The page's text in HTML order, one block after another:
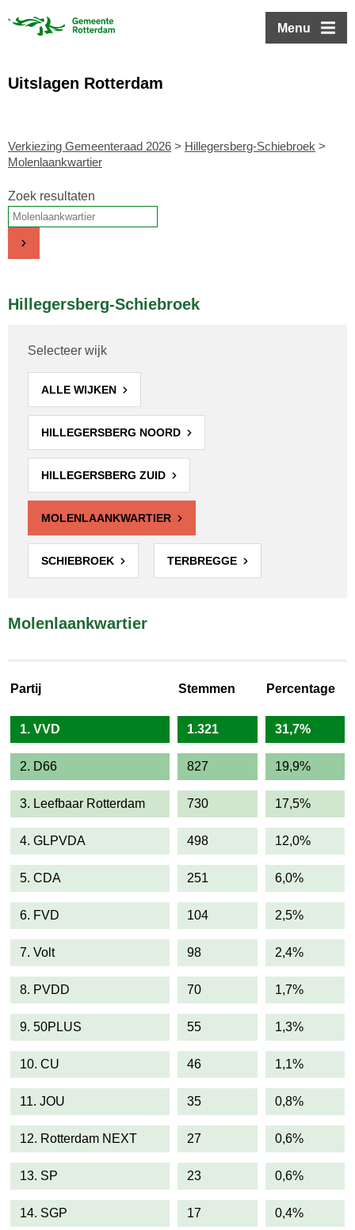
Menu
Uitslagen Rotterdam
Verkiezing Gemeenteraad 2026 > Hillegersberg-Schiebroek >
Molenlaankwartier
Zoek resultaten
Hillegersberg-Schiebroek
Selecteer wijk
ALLE WIJKEN
HILLEGERSBERG NOORD
HILLEGERSBERG ZUID
MOLENLAANKWARTIER
SCHIEBROEK TERBREGGE
Molenlaankwartier
Partij Stemmen Percentage
1. VVD 1.321 31,7%
2. D66 827 19,9%
3. Leefbaar Rotterdam 730 17,5%
4. GLPVDA 498 12,0%
5. CDA 251 6,0%
6. FVD 104 2,5%
7. Volt 98 2,4%
8. PVDD 70 1,7%
9. 50PLUS 55 1,3%
10. CU 46 1,1%
11. JOU 35 0,8%
12. Rotterdam NEXT 27 0,6%
13. SP 23 0,6%
14. SGP 17 0,4%